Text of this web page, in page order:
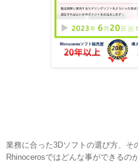
業務に合った3Dソフトの選び方、そ
Rhinocerosではどんな事ができるのか